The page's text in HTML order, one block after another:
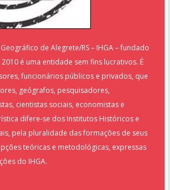
de Alegrete/RS – IHGA – fundado
é uma entidade sem fins lucrativos. É
funcionários públicos e privados, que
geógrafos, pesquisadores,
cientistas sociais, economistas e
difere-se dos Institutos Históricos e
pela pluralidade das formações de seus
teóricas e metodológicas, expressas
do IHGA.